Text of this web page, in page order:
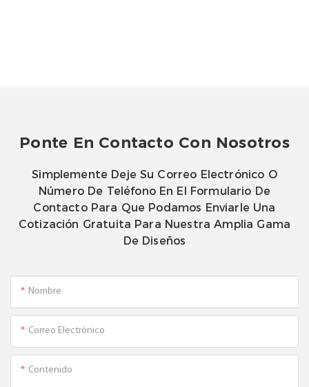
Ponte En Contacto Con Nosotros
Simplemente Deje Su Correo Electrónico O
Número De Teléfono En El Formulario De
Contacto Para Que Podamos Enviarle Una
Cotización Gratuita Para Nuestra Amplia Gama
De Diseños
Nombre
Correo Electrónico
Contenido